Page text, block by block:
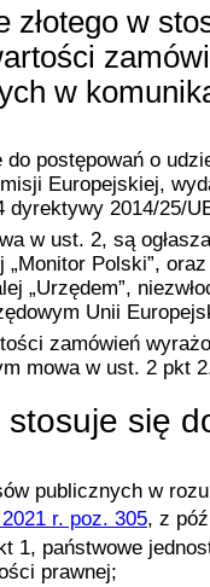
złotego w
w
postępowań o
Europejskiej,
dyrektywy 2014/25/
w ust. 2, są
„Monitor Polski”,
„Urzędem”,
Unii
zamówień
mowa w ust. 2 pkt
się
publicznych w
r. poz. 305, z
1, państwowe
prawnej;